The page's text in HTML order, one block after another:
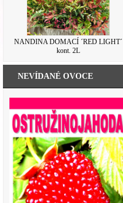
NANDINA DOMACÍ ´RED LIGHT´
kont. 2L
NEVÍDANÉ OVOCE